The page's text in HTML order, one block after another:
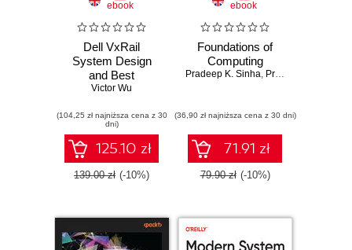
ebook
Dell VxRail
System Design
and Best
Practices. A
VxRail appliance
design and best
practices
Victor Wu
(104,25 zł najniższa cena z 30
dni)
125.10 zł
139.00 zł (-10%)
ebook
Foundations of
Computing
Pradeep K. Sinha, Priti Sinha
(36,90 zł najniższa cena z 30 dni)
71.91 zł
79.90 zł (-10%)